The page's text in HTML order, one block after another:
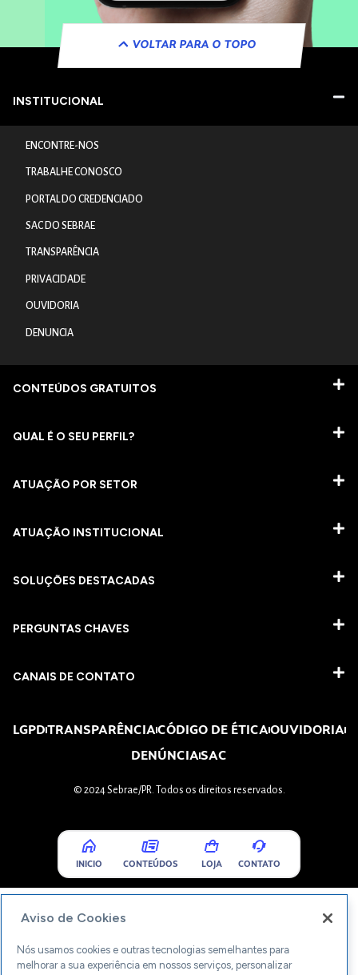
VOLTAR PARA O TOPO
INSTITUCIONAL
ENCONTRE-NOS
TRABALHE CONOSCO
PORTAL DO CREDENCIADO
SAC DO SEBRAE
TRANSPARÊNCIA
PRIVACIDADE
OUVIDORIA
DENUNCIA
CONTEÚDOS GRATUITOS
QUAL É O SEU PERFIL?
ATUAÇÃO POR SETOR
ATUAÇÃO INSTITUCIONAL
SOLUÇÕES DESTACADAS
PERGUNTAS CHAVES​
CANAIS DE CONTATO
LGPDTRANSPARÊNCIACÓDIGO DE ÉTICAOUVIDORIA
DENÚNCIASAC
© 2024 Sebrae/PR. Todos os direitos reservados.
INICIO CONTEÚDOS LOJA CONTATO
Aviso de Cookies
Nós usamos cookies e outras tecnologias semelhantes para
melhorar a sua experiência em nossos serviços, personalizar